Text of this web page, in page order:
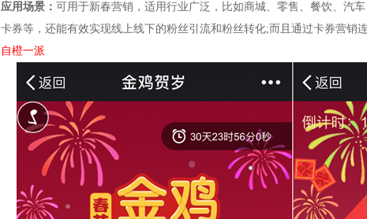
应用场景： 可用于新春营销，适用行业广泛，比如商城、零售、餐饮、汽
卡券等，还能有效实现线上线下的粉丝引流和粉丝转化;而且通过卡券营销
自橙一派